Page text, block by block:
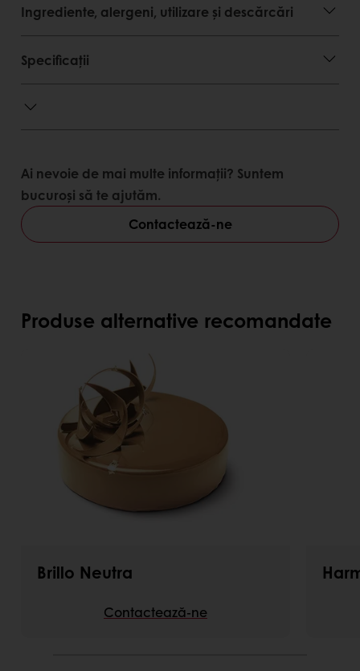
Avantaje consumator
Luciu deosebit, atractiv.
Ingrediente, alergeni, utilizare și descărcări
Specificații
Ai nevoie de mai multe informații? Suntem
bucuroși să te ajutăm.
Contactează-ne
Produse alternative recomandate
Brillo Neutra
Contactează-ne